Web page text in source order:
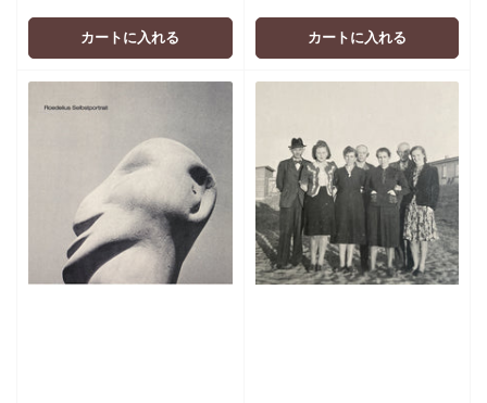
価
カートに入れる
価
カートに入れる